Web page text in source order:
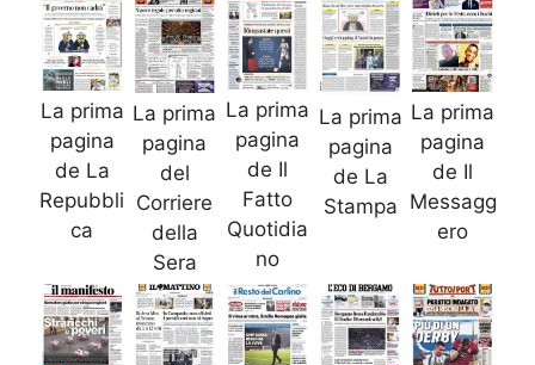
La prima
pagina
de La
Repubbli
ca
La prima
pagina
del
Corriere
della
Sera
La prima
pagina
de Il
Fatto
Quotidia
no
La prima
pagina
de La
Stampa
La prima
pagina
de Il
Messagg
ero